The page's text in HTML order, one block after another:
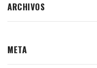
ARCHIVOS
META